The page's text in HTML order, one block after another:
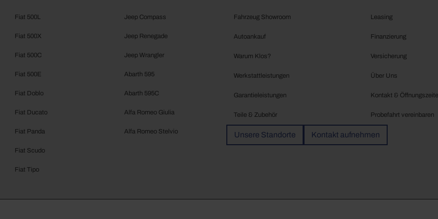
Fiat 500L
Fiat 500X
Fiat 500C
Fiat 500E
Fiat Doblo
Fiat Ducato
Fiat Panda
Fiat Scudo
Fiat Tipo
Jeep Compass
Jeep Renegade
Jeep Wrangler
Abarth 595
Abarth 595C
Alfa Romeo Giulia
Alfa Romeo Stelvio
Fahrzeug Showroom
Autoankauf
Warum Klos?
Werkstattleistungen
Garantieleistungen
Teile & Zubehör
Leasing
Finanzierung
Versicherung
Über Uns
Kontakt &
Probefahrt vereinbaren
Unsere Standorte Kontakt aufnehmen